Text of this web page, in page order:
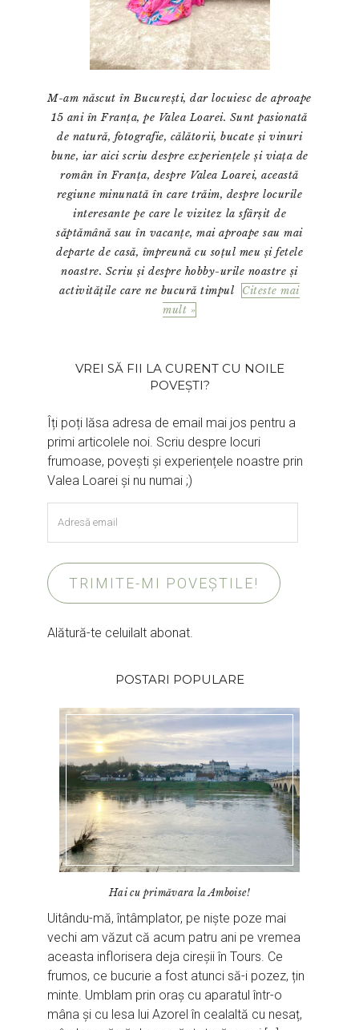
M-am născut în București, dar locuiesc de aproape
15 ani în Franța, pe Valea Loarei. Sunt pasionată
de natură, fotografie, călătorii, bucate și vinuri
bune, iar aici scriu despre experiențele și viața de
român în Franța, despre Valea Loarei, această
regiune minunată în care trăim, despre locurile
interesante pe care le vizitez la sfârșit de
săptămână sau în vacanțe, mai aproape sau mai
departe de casă, împreună cu soțul meu și fetele
noastre. Scriu și despre hobby-urile noastre și
activitățile care ne bucură timpul
Citeste mai
mult »
VREI SĂ FII LA CURENT CU NOILE
POVEȘTI?
Îți poți lăsa adresa de email mai jos pentru a
primi articolele noi. Scriu despre locuri
frumoase, povești și experiențele noastre prin
Valea Loarei și nu numai ;)
email
TRIMITE-MI POVEȘTILE!
Alătură-te celuilalt abonat.
POSTARI POPULARE
Hai cu primăvara la Amboise!
Uitându-mă, întâmplator, pe niște poze mai
vechi am văzut că acum patru ani pe vremea
aceasta inflorisera deja cireșii în Tours. Ce
frumos, ce bucurie a fost atunci să-i pozez, țin
minte. Umblam prin oraș cu aparatul într-o
mâna și cu lesa lui Azorel în cealaltă cu nesaț,